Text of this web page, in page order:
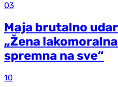
03
Maja brutalno
„Žena
spremna na sve“
10